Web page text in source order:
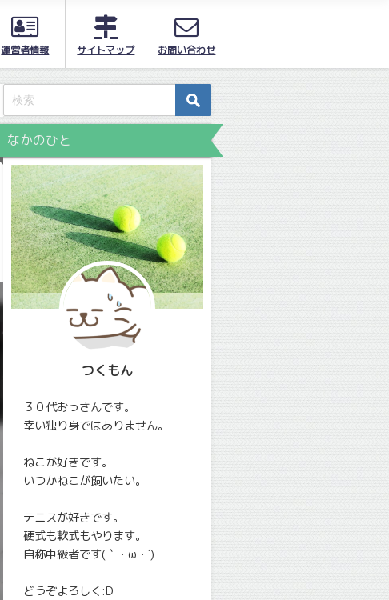
運営者情報 サイトマップ お問い合わせ
なかのひと
つくもん
３０代おっさんです。
幸い独り身ではありません。
ねこが好きです。
いつかねこが飼いたい。
テニスが好きです。
硬式も軟式もやります。
自称中級者です(｀・ω・´)
どうぞよろしく:D